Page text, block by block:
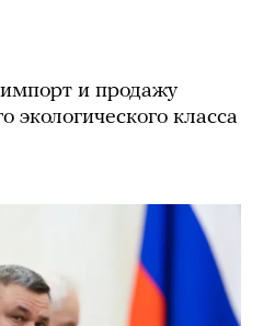
и продажу
экологического класса